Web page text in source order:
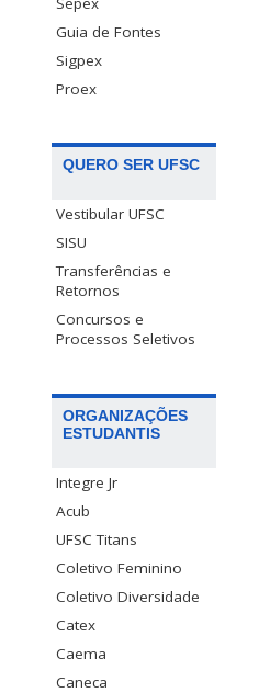
Guia de Fontes
Sigpex
Proex
QUERO SER UFSC
Vestibular UFSC
SISU
Transferências e
Retornos
Concursos e
Processos Seletivos
ORGANIZAÇÕES
ESTUDANTIS
Integre Jr
Acub
UFSC Titans
Coletivo Feminino
Coletivo Diversidade
Catex
Caema
Caneca